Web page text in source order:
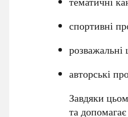
спортивні
розважальні
авторські
Завдяки
та